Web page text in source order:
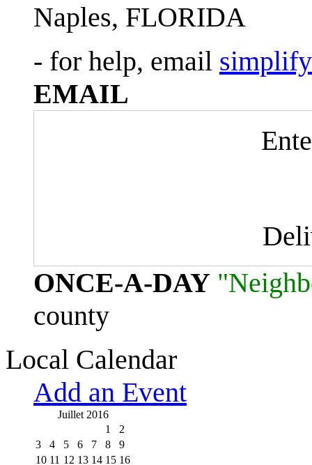
Naples, FLORIDA
- for help, email
EMAIL
ONCE-A-DAY
county
Local Calendar
Add an Event
Juillet 2016
1
2
3
4 5 6 7 8
9
10 11 12 13 14 15 16